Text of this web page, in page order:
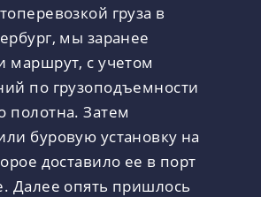
груза в
мы заранее
маршрут, с учетом
по грузоподъемности
полотна. Затем
буровую установку на
доставило ее в порт
Далее опять пришлось